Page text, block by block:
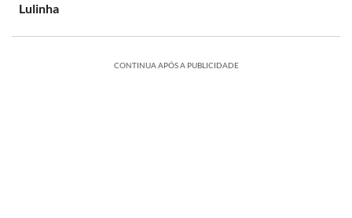
Lulinha
CONTINUA APÓS A PUBLICIDADE